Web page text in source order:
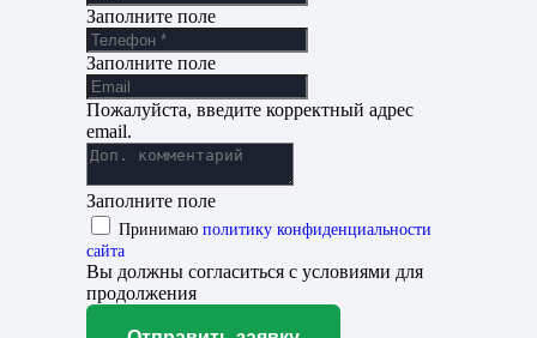
Заполните поле
Заполните поле
Пожалуйста, введите корректный адрес
email.
Заполните поле
Принимаю политику конфиденциальности
сайта
Вы должны согласиться с условиями для
продолжения